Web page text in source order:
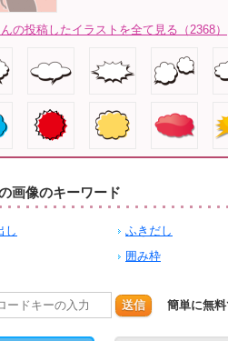
の投稿したイラストを全て見る（2368）
画像のキーワード
し ふきだし
囲み枠
送信 簡単に無料